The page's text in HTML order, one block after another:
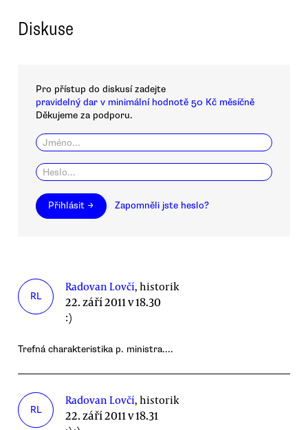
Diskuse
Pro přístup do diskusí zadejte
pravidelný dar v minimální hodnotě 50 Kč měsíčně
Děkujeme za podporu.
Přihlásit → Zapomněli jste heslo?
RL
Radovan Lovčí, historik
22. září 2011 v 18.30
:)
Trefná charakteristika p. ministra....
RL
Radovan Lovčí, historik
22. září 2011 v 18.31